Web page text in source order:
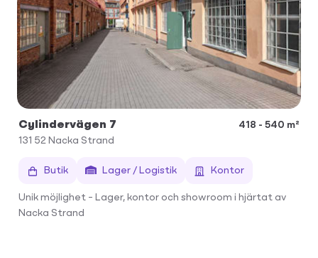
Cylindervägen 7
418 - 540 m²
131 52 Nacka Strand
Butik Lager / Logistik Kontor
Unik möjlighet – Lager, kontor och showroom i hjärtat av
Nacka Strand